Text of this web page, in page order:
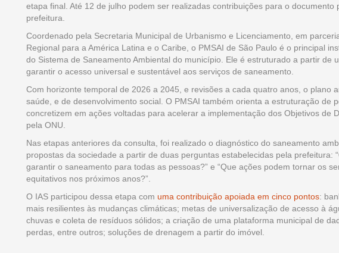
etapa final. Até 12 de julho podem ser realizadas contribuições para o documento
prefeitura.
Coordenado pela Secretaria Municipal de Urbanismo e Licenciamento, em
Regional para a América Latina e o Caribe, o PMSAI de São Paulo é o principal
do Sistema de Saneamento Ambiental do município. Ele é estruturado a partir de
garantir o acesso universal e sustentável aos serviços de saneamento.
Com horizonte temporal de 2026 a 2045, e revisões a cada quatro anos, o plano
saúde, e de desenvolvimento social. O PMSAI também orienta a estruturação de
concretizem em ações voltadas para acelerar a implementação dos Objetivos de
pela ONU.
Nas etapas anteriores da consulta, foi realizado o diagnóstico do saneamento
propostas da sociedade a partir de duas perguntas estabelecidas pela prefeitura:
garantir o saneamento para todas as pessoas?” e “Que ações podem tornar os
equitativos nos próximos anos?”.
O IAS participou dessa etapa com uma contribuição apoiada em cinco pontos:
mais resilientes às mudanças climáticas; metas de universalização de acesso à
chuvas e coleta de resíduos sólidos; a criação de uma plataforma municipal de
perdas, entre outros; soluções de drenagem a partir do imóvel.